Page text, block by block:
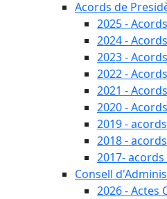
Acords de
2025 -
2024 -
2023 -
2022 -
2021 -
2020 -
2019 -
2018 -
2017-
Consell
2026 - Actes